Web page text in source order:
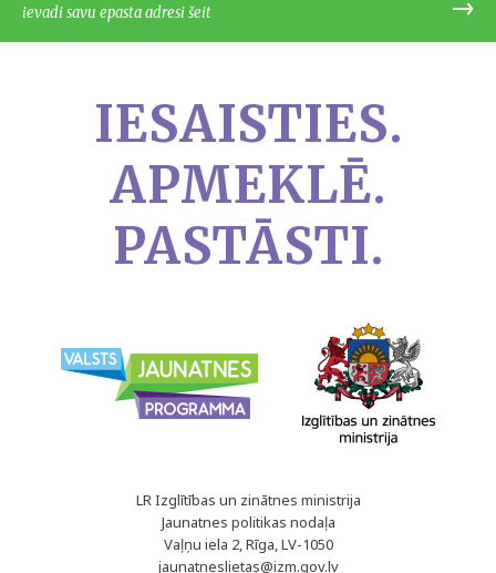
IESAISTIES.
APMEKLĒ.
PASTĀSTI.
LR Izglītības un zinātnes ministrija
Jaunatnes politikas nodaļa
Vaļņu iela 2, Rīga, LV-1050
jaunatneslietas@izm.gov.lv